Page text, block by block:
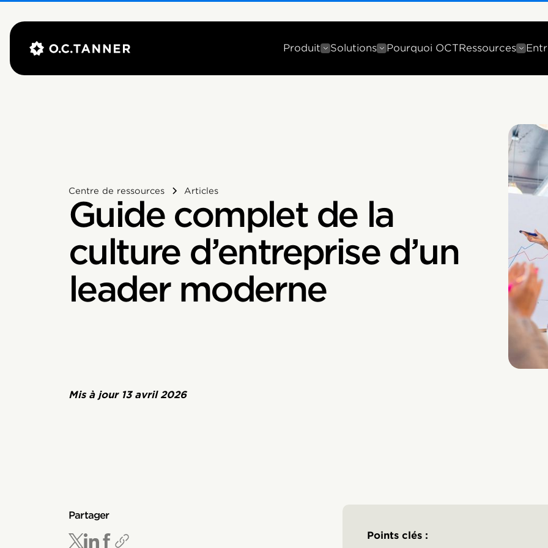
Produit Solutions Pourquoi OCTRessources
Centre de ressources Articles
Guide complet de la
culture d’entreprise d’un
leader moderne
Mis à jour 13 avril 2026
Partager
Points clés :